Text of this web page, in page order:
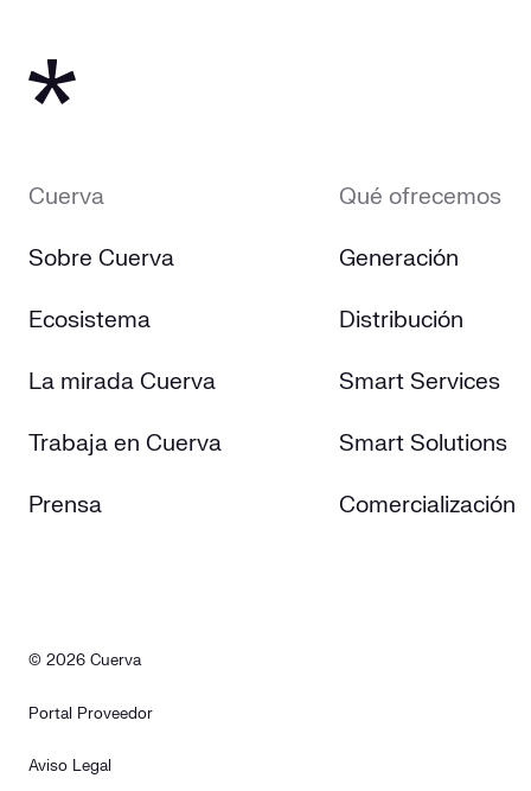
Cuerva
Sobre Cuerva
Ecosistema
La mirada Cuerva
Trabaja en Cuerva
Prensa
Qué ofrecemos
Generación
Distribución
Smart Services
Smart Solutions
Comercialización
© 2026 Cuerva
Portal Proveedor
Aviso Legal